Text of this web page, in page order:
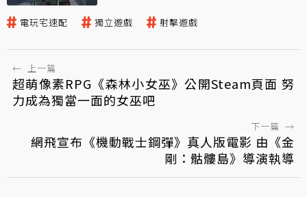
電玩宅速配 獨立遊戲 射擊遊戲
← 上一篇
超萌像素RPG《森林小女巫》公開Steam頁面 努
力成為獨當一面的女巫吧
下一篇 →
網飛宣布《機動戰士鋼彈》真人版電影 由《金
剛：骷髏島》導演執導